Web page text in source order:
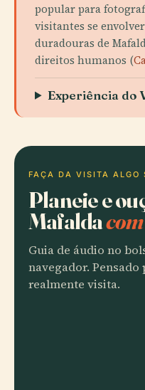
popular para
visitantes se
duradouras de
direitos humanos (
Experiência do
FAÇA DA VISITA ALGO
Planeie e
Mafalda
Guia de áudio no
navegador.
realmente visita.